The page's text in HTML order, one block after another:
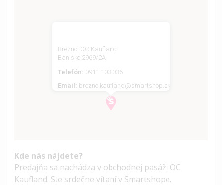
Brezno, OC Kaufland
Banisko 2969/2A
Telefón: 0911 103 036
Email: brezno.kaufland@smartshop.sk
Kde nás nájdete?
Predajňa sa nachádza v obchodnej pasáži OC
Kaufland. Ste srdečne vítaní v Smartshope.